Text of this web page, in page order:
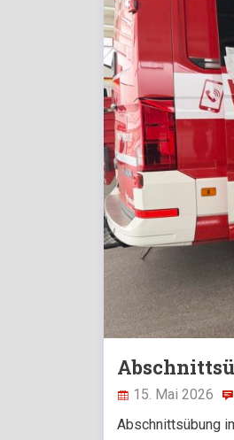
15. Mai 2026
Abschnittsübung